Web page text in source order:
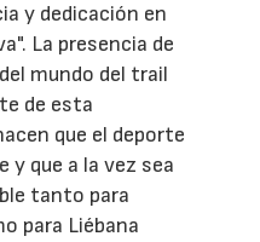
y dedicación en
La presencia de
mundo del trail
de esta
que el deporte
y que a la vez sea
tanto para
para Liébana